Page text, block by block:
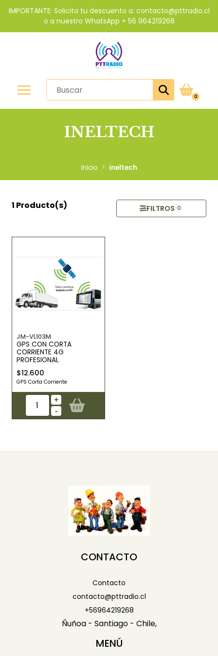
IMPORTANTE: Solicita tu descuento a: contacto@pttradio.cl
o a nuestro WhatsApp + 56 964219268
0
INELTECH
Inicio ineltech
1 Producto(s) FILTROS 0
JM-VL103M
GPS CON CORTA
CORRIENTE 4G
PROFESIONAL
$12.600
GPS Corta Corriente
+
-
CONTACTO
Contacto
contacto@pttradio.cl
+56964219268
Ñuñoa - Santiago - Chile,
MENÚ